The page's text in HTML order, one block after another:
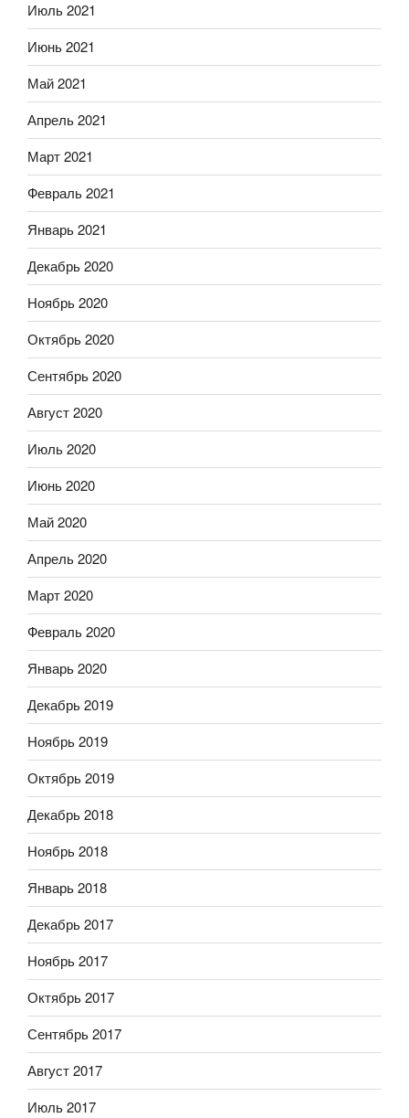
Июль 2021
Июнь 2021
Май 2021
Апрель 2021
Март 2021
Февраль 2021
Январь 2021
Декабрь 2020
Ноябрь 2020
Октябрь 2020
Сентябрь 2020
Август 2020
Июль 2020
Июнь 2020
Май 2020
Апрель 2020
Март 2020
Февраль 2020
Январь 2020
Декабрь 2019
Ноябрь 2019
Октябрь 2019
Декабрь 2018
Ноябрь 2018
Январь 2018
Декабрь 2017
Ноябрь 2017
Октябрь 2017
Сентябрь 2017
Август 2017
Июль 2017